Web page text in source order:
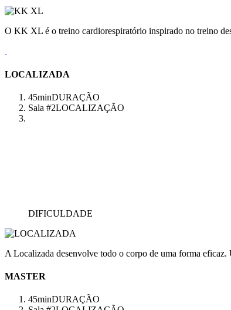
O KK XL é o treino cardiorespiratório inspirado no treino
LOCALIZADA
45minDURAÇÃO
Sala #2LOCALIZAÇÃO
DIFICULDADE
A Localizada desenvolve todo o corpo de uma forma eficaz.
MASTER
45minDURAÇÃO